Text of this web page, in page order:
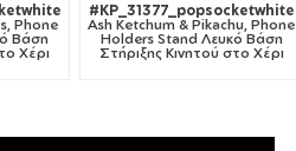
Phone
Βάση
Χέρι
#KP_31377_popsocketwhite
Ash Ketchum & Pikachu, Phone
Holders Stand Λευκό Βάση
Στήριξης Κινητού στο Χέρι